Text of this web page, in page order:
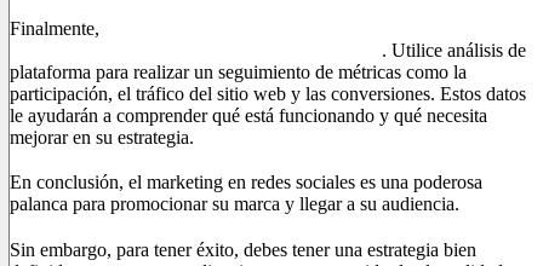
Finalmente,
. Utilice análisis de
plataforma para realizar un seguimiento de métricas como la
participación, el tráfico del sitio web y las conversiones. Estos datos
le ayudarán a comprender qué está funcionando y qué necesita
mejorar en su estrategia.
En conclusión, el marketing en redes sociales es una poderosa
palanca para promocionar su marca y llegar a su audiencia.
Sin embargo, para tener éxito, debes tener una estrategia bien